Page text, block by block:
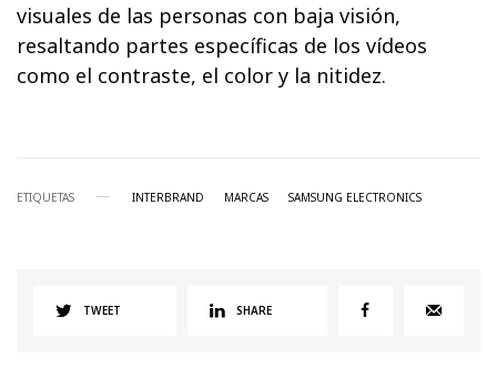
visuales de las personas con baja visión,
resaltando partes específicas de los vídeos
como el contraste, el color y la nitidez.
ETIQUETAS INTERBRAND MARCAS SAMSUNG ELECTRONICS
TWEET SHARE